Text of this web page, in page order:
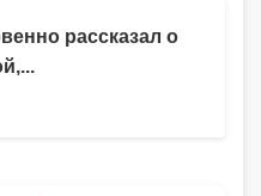
рассказал о